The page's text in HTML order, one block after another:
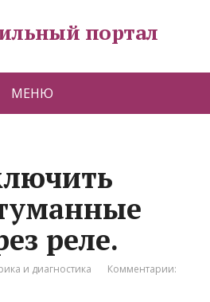
портал
МЕНЮ
реле.
и диагностика
Комментарии: